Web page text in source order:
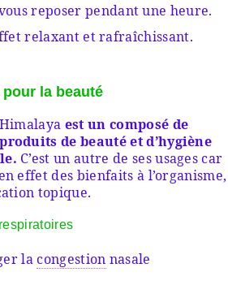
reposer pendant une heure.
relaxant et rafraîchissant.
pour la beauté
est un composé de
de beauté et d’hygiène
C’est un autre de ses usages car
effet des bienfaits à l’organisme,
topique.
lacongestion nasale